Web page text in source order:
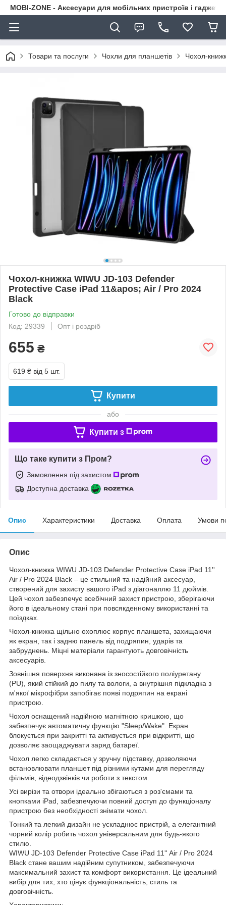
MOBI-ZONE - Аксесуари для мобільних пристроїв і гаджети
Товари та послуги Чохли для планшетів Чохол-
Чохол-книжка WIWU JD-103 Defender
Protective Case iPad 11&apos; Air / Pro 2024
Black
Готово до відправки
Код: 29339
Опт і роздріб
655 ₴
619 ₴ від 5 шт.
Купити
або
Купити з
Що таке купити з Пром?
Замовлення під захистом
Доступна доставка
Опис Характеристики Доставка Оплата Умови
Опис
Чохол-книжка WIWU JD-103 Defender Protective Case iPad 11''
Air / Pro 2024 Black – це стильний та надійний аксесуар,
створений для захисту вашого iPad з діагоналлю 11 дюймів.
Цей чохол забезпечує всебічний захист пристрою, зберігаючи
його в ідеальному стані при повсякденному використанні та
поїздках.
Чохол-книжка щільно охоплює корпус планшета, захищаючи
як екран, так і задню панель від подряпин, ударів та
забруднень. Міцні матеріали гарантують довговічність
аксесуарів.
Зовнішня поверхня виконана із зносостійкого поліуретану
(PU), який стійкий до пилу та вологи, а внутрішня підкладка з
м'якої мікрофібри запобігає появі подряпин на екрані
пристрою.
Чохол оснащений надійною магнітною кришкою, що
забезпечує автоматичну функцію "Sleep/Wake". Екран
блокується при закритті та активується при відкритті, що
дозволяє заощаджувати заряд батареї.
Чохол легко складається у зручну підставку, дозволяючи
встановлювати планшет під різними кутами для перегляду
фільмів, відеодзвінків чи роботи з текстом.
Усі вирізи та отвори ідеально збігаються з роз'ємами та
кнопками iPad, забезпечуючи повний доступ до функціоналу
пристрою без необхідності знімати чохол.
Тонкий та легкий дизайн не ускладнює пристрій, а елегантний
чорний колір робить чохол універсальним для будь-якого
стилю.
WIWU JD-103 Defender Protective Case iPad 11'' Air / Pro 2024
Black стане вашим надійним супутником, забезпечуючи
максимальний захист та комфорт використання. Це ідеальний
вибір для тих, хто цінує функціональність, стиль та
довговічність.